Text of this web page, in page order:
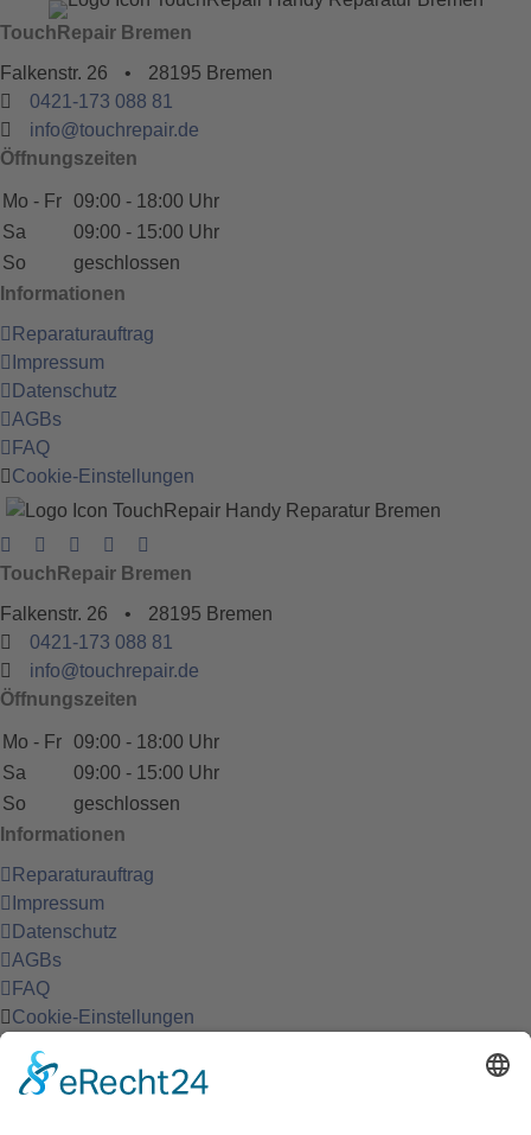
TouchRepair Bremen
Falkenstr. 26
•
28195 Bremen
0421-173 088 81
info@touchrepair.de
Öffnungszeiten
Mo - Fr 09:00 - 18:00 Uhr
Sa
09:00 - 15:00 Uhr
So
geschlossen
Informationen
Reparaturauftrag
Impressum
Datenschutz
AGBs
FAQ
Cookie-Einstellungen
TouchRepair Bremen
Falkenstr. 26
•
28195 Bremen
0421-173 088 81
info@touchrepair.de
Öffnungszeiten
Mo - Fr 09:00 - 18:00 Uhr
Sa
09:00 - 15:00 Uhr
So
geschlossen
Informationen
Reparaturauftrag
Impressum
Datenschutz
AGBs
FAQ
Cookie-Einstellungen